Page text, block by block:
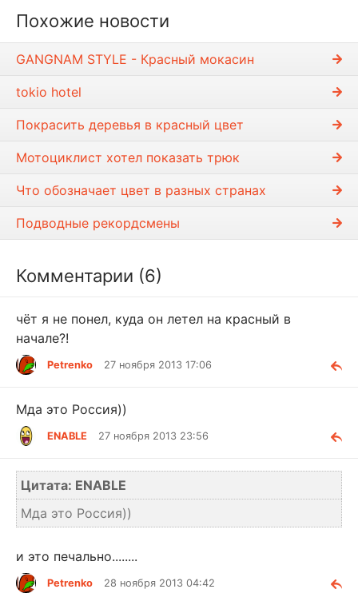
и
Похожие новости
GANGNAM STYLE - Красный мокасин
tokio hotel
Покрасить деревья в красный цвет
Мотоциклист хотел показать трюк
Что обозначает цвет в разных странах
Подводные рекордсмены
Комментарии (6)
чёт я не понел, куда он летел на красный в
начале?!
Petrenko 27 ноября 2013 17:06
Мда это Россия))
ENABLE 27 ноября 2013 23:56
Цитата: ENABLE
Мда это Россия))
и это печально........
Petrenko 28 ноября 2013 04:42